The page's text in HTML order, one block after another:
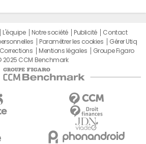
L'équipe Notre société Publicité
Contact
Paramétrer les cookies
Gérer Utiq
Corrections Mentions légales
Groupe Figaro
2025 CCM Benchmark